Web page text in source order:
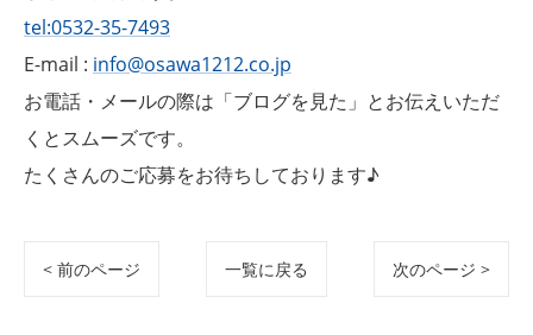
tel:0532-35-7493
E-mail : info@osawa1212.co.jp
お電話・メールの際は「ブログを見た」とお伝えいただ
くとスムーズです。
たくさんのご応募をお待ちしております♪
< 前のページ 一覧に戻る 次のページ >